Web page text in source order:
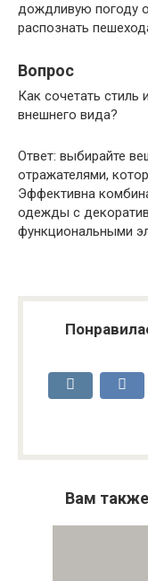
дождливую погоду
распознать
Вопрос
Как сочетать
внешнего вида?
Ответ: выбирайте
отражателями,
Эффективна
одежды с
функциональными
Вам